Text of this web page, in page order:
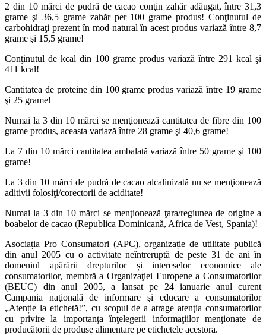
2 din 10 mărci de pudră de cacao conţin zahăr adăugat, între 31,3
grame şi 36,5 grame zahăr per 100 grame produs! Conţinutul de
carbohidraţi prezent în mod natural în acest produs variază între 8,7
grame şi 15,5 grame!
Conţinutul de kcal din 100 grame produs variază între 291 kcal şi
411 kcal!
Cantitatea de proteine din 100 grame produs variază între 19 grame
şi 25 grame!
Numai la 3 din 10 mărci se menţionează cantitatea de fibre din 100
grame produs, aceasta variază între 28 grame şi 40,6 grame!
La 7 din 10 mărci cantitatea ambalată variază între 50 grame şi 100
grame!
La 3 din 10 mărci de pudră de cacao alcalinizată nu se menţionează
aditivii folosiţi/corectorii de aciditate!
Numai la 3 din 10 mărci se menţionează ţara/regiunea de origine a
boabelor de cacao (Republica Dominicană, Africa de Vest, Spania)!
Asociația Pro Consumatori (APC), organizație de utilitate publică
din anul 2005 cu o activitate neîntreruptă de peste 31 de ani în
domeniul apărării drepturilor și intereselor economice ale
consumatorilor, membră a Organizaţiei Europene a Consumatorilor
(BEUC) din anul 2005, a lansat pe 24 ianuarie anul curent
Campania naţională de informare şi educare a consumatorilor
„Atenție la etichetă!”, cu scopul de a atrage atenţia consumatorilor
cu privire la importanţa înţelegerii informaţiilor menţionate de
producătorii de produse alimentare pe etichetele acestora.